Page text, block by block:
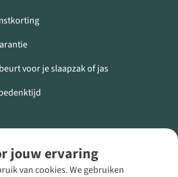
jouw ervaring
van cookies. We gebruiken
voor je slaapzak of jas